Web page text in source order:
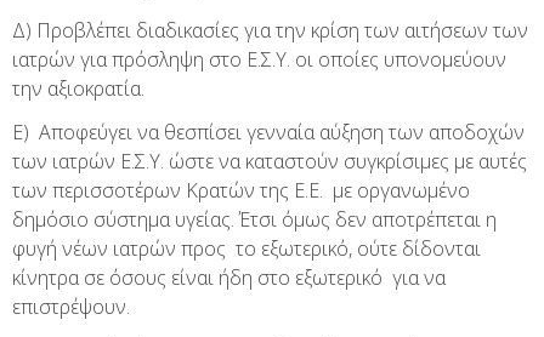
Δ) Προβλέπει διαδικασίες για την κρίση των αιτήσεων των
ιατρών για πρόσληψη στο Ε.Σ.Υ. οι οποίες υπονομεύουν
την αξιοκρατία.
Ε) Αποφεύγει να θεσπίσει γενναία αύξηση των αποδοχών
των ιατρών Ε.Σ.Υ. ώστε να καταστούν συγκρίσιμες με αυτές
των περισσοτέρων Κρατών της Ε.Ε. με οργανωμένο
δημόσιο σύστημα υγείας. Έτσι όμως δεν αποτρέπεται η
φυγή νέων ιατρών προς το εξωτερικό, ούτε δίδονται
κίνητρα σε όσους είναι ήδη στο εξωτερικό για να
επιστρέψουν.